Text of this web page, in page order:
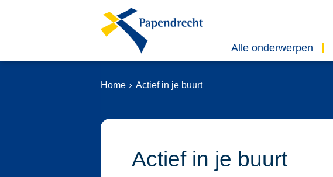
Alle onderwerpen
Home Actief in je buurt
Actief in je buurt